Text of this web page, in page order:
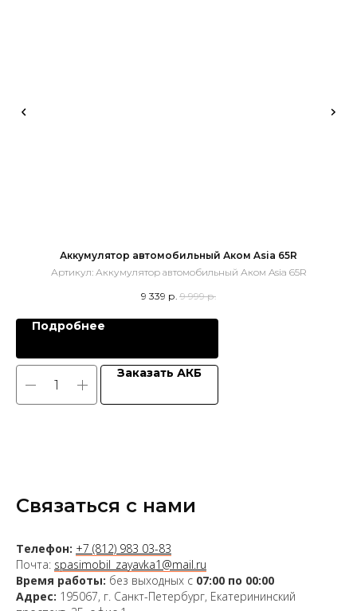
Аккумулятор автомобильный Аком Asia 65R
Артикул: Аккумулятор автомобильный Аком Asia 65R
9 339 р. 9 999 р.
Подробнее
Заказать АКБ
Связаться с нами
Телефон: +7 (812) 983 03-83
Почта: spasimobil_zayavka1@mail.ru
Время работы: без выходных с 07:00 по 00:00
Адрес: 195067, г. Санкт-Петербург, Екатерининский